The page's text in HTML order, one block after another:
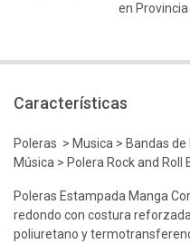
en Provincia
Características
Poleras > Musica > Bandas de
Música > Polera Rock and Roll
Poleras Estampada Manga
redondo con costura
poliuretano y